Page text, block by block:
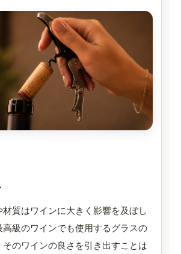
質はワインに大きく影響を及ぼし
高級のワインでも使用するグラスの
のワインの良さを引き出すことは